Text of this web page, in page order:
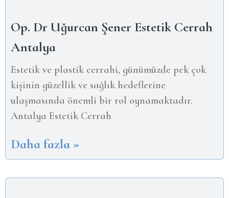
Op. Dr Uğurcan Şener Estetik Cerrah
Antalya
Estetik ve plastik cerrahi, günümüzde pek çok
kişinin güzellik ve sağlık hedeflerine
ulaşmasında önemli bir rol oynamaktadır.
Antalya Estetik Cerrah
Daha fazla »